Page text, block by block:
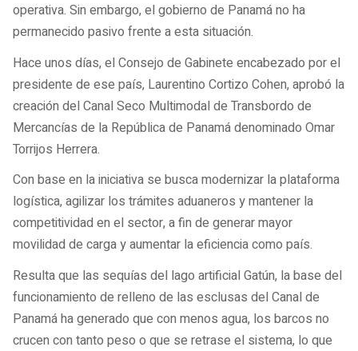
operativa. Sin embargo, el gobierno de Panamá no ha
permanecido pasivo frente a esta situación.
Hace unos días, el Consejo de Gabinete encabezado por el
presidente de ese país, Laurentino Cortizo Cohen, aprobó la
creación del Canal Seco Multimodal de Transbordo de
Mercancías de la República de Panamá denominado Omar
Torrijos Herrera.
Con base en la iniciativa se busca modernizar la plataforma
logística, agilizar los trámites aduaneros y mantener la
competitividad en el sector, a fin de generar mayor
movilidad de carga y aumentar la eficiencia como país.
Resulta que las sequías del lago artificial Gatún, la base del
funcionamiento de relleno de las esclusas del Canal de
Panamá ha generado que con menos agua, los barcos no
crucen con tanto peso o que se retrase el sistema, lo que